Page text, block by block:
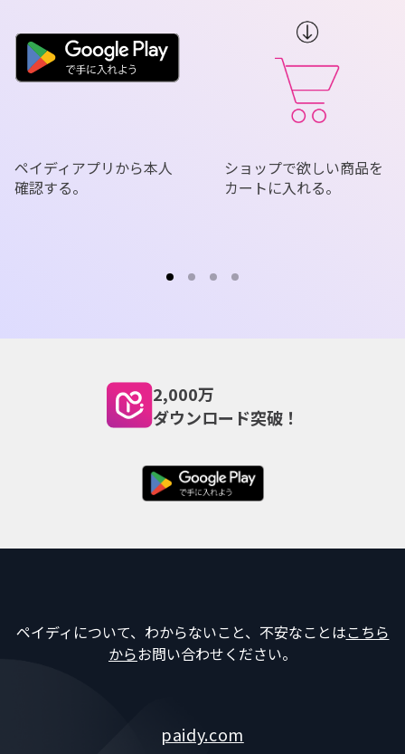
ペイディアプリから本人
確認する。
ショップで欲しい商品を
カートに入れる。
2,000万
ダウンロード突破！
ペイディについて、わからないこと、不安なことはこちら
からお問い合わせください。
paidy.com